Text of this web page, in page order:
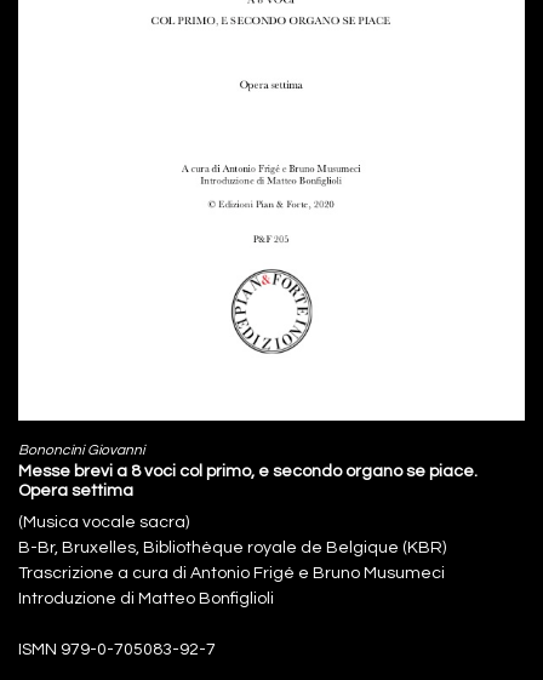
Bononcini Giovanni
Messe brevi a 8 voci col primo, e secondo organo se piace.
Opera settima
(Musica vocale sacra)
B-Br, Bruxelles, Bibliothèque royale de Belgique (KBR)
Trascrizione a cura di Antonio Frigé e Bruno Musumeci
Introduzione di Matteo Bonfiglioli
ISMN 979-0-705083-92-7